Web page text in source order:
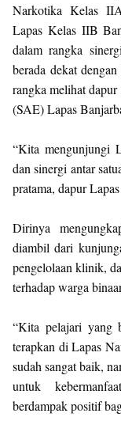
Narkotika Kelas
Lapas Kelas IIB
dalam rangka
berada dekat
rangka melihat
(SAE) Lapas
“Kita mengunjungi
dan sinergi antar
pratama, dapur
Dirinya
diambil dari
pengelolaan klinik,
terhadap warga
“Kita pelajari yang
terapkan di Lapas
sudah sangat baik,
untuk
berdampak positif